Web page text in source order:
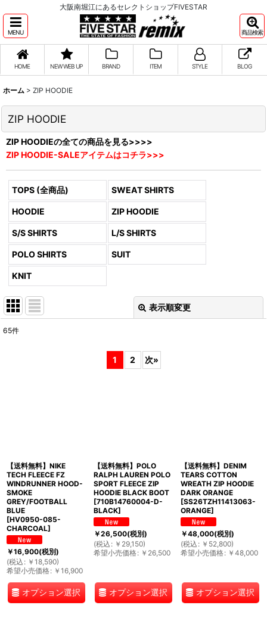
大阪南堀江にあるセレクトショップFIVESTAR
MENU 商品検索
HOME NEW WEB UP BRAND ITEM STYLE BLOG
ホーム > ZIP HOODIE
ZIP HOODIE
ZIP HOODIEの全ての商品を見る>>>>
ZIP HOODIE-SALEアイテムはコチラ>>>
TOPS (全商品) SWEAT SHIRTS
HOODIE ZIP HOODIE
S/S SHIRTS L/S SHIRTS
POLO SHIRTS SUIT
KNIT
表示順変更
65件
1 2 次»
【送料無料】NIKE
TECH FLEECE FZ
WINDRUNNER HOOD-
SMOKE
GREY/FOOTBALL
BLUE
[HV0950-085-
CHARCOAL]
￥16,900(税別)
(税込 : ￥ 18,590)
希望小売価格: ￥ 16,900
オプション選択
【送料無料】POLO
RALPH LAUREN POLO
SPORT FLEECE ZIP
HOODIE BLACK BOOT
[710B14760004-D-
BLACK]
￥26,500(税別)
(税込 : ￥ 29,150)
希望小売価格: ￥ 26,500
オプション選択
【送料無料】DENIM
TEARS COTTON
WREATH ZIP HOODIE
DARK ORANGE
[SS26TZH11413063-
ORANGE]
￥48,000(税別)
(税込 : ￥ 52,800)
希望小売価格: ￥ 48,000
オプション選択